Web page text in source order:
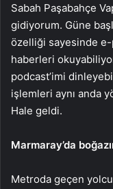
Sabah Paşabahçe
gidiyorum. Güne
özelliği sayesinde e-
haberleri
podcast’imi
işlemleri aynı anda
Hale geldi.
Marmaray’da
Metroda geçen